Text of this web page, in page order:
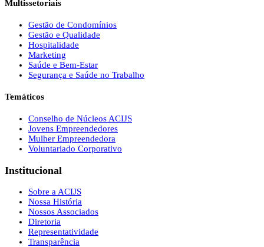
Multissetoriais
Gestão de Condomínios
Gestão e Qualidade
Hospitalidade
Marketing
Saúde e Bem-Estar
Segurança e Saúde no Trabalho
Temáticos
Conselho de Núcleos ACIJS
Jovens Empreendedores
Mulher Empreendedora
Voluntariado Corporativo
Institucional
Sobre a ACIJS
Nossa História
Nossos Associados
Diretoria
Representatividade
Transparência